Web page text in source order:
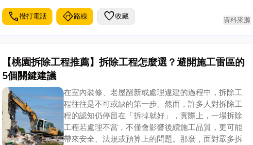
call撥打電話 directions路線 favorite收藏 資料來源
【桃園拆除工程推薦】拆除工程怎麼選？避開施工雷區的
5個關鍵建議
在室內裝修、老屋翻新或處理違建的過程中，拆除工
程往往是不可或缺的第一步。然而，許多人對拆除工
程的認知仍停留在「拆掉就好」，實際上，一場拆除
工程若處理不當，不僅會影響後續施工品質，更可能
帶來安全、法規或預算上的問題。那麼，面對眾多拆